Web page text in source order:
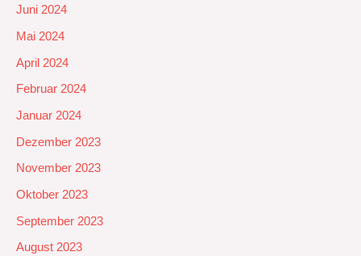
Juni 2024
Mai 2024
April 2024
Februar 2024
Januar 2024
Dezember 2023
November 2023
Oktober 2023
September 2023
August 2023